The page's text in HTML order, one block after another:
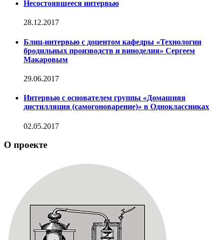
Несостоявшееся интервью
28.12.2017
Блиц-интервью с доцентом кафедры «Технологии
бродильных производств и виноделия» Сергеем
Макаровым
29.06.2017
Интервью с основателем группы «Домашняя
дистилляция (самогоноварение)» в Одноклассниках
02.05.2017
О проекте